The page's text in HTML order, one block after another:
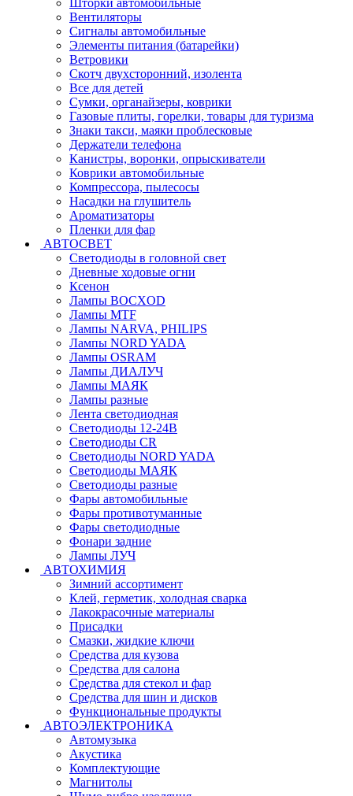
Вентиляторы
Сигналы автомобильные
Элементы питания (батарейки)
Ветровики
Скотч двухсторонний, изолента
Все для детей
Сумки, органайзеры, коврики
Газовые плиты, горелки, товары для туризма
Знаки такси, маяки проблесковые
Держатели телефона
Канистры, воронки, опрыскиватели
Коврики автомобильные
Компрессора, пылесосы
Насадки на глушитель
Ароматизаторы
Пленки для фар
АВТОСВЕТ
Светодиоды в головной свет
Дневные ходовые огни
Ксенон
Лампы BOCXOD
Лампы MTF
Лампы NARVA, PHILIPS
Лампы NORD YADA
Лампы OSRAM
Лампы ДИАЛУЧ
Лампы МАЯК
Лампы разные
Лента светодиодная
Светодиоды 12-24В
Светодиоды CR
Светодиоды NORD YADA
Светодиоды МАЯК
Светодиоды разные
Фары автомобильные
Фары противотуманные
Фары светодиодные
Фонари задние
Лампы ЛУЧ
АВТОХИМИЯ
Зимний ассортимент
Клей, герметик, холодная сварка
Лакокрасочные материалы
Присадки
Смазки, жидкие ключи
Средства для кузова
Средства для салона
Средства для стекол и фар
Средства для шин и дисков
Функциональные продукты
АВТОЭЛЕКТРОНИКА
Автомузыка
Акустика
Комплектующие
Магнитолы